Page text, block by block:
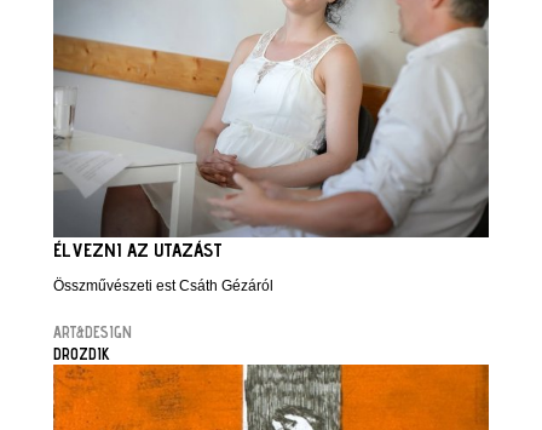
ÉLVEZNI AZ UTAZÁST
Összművészeti est Csáth Gézáról
ART&DESIGN
DROZDIK